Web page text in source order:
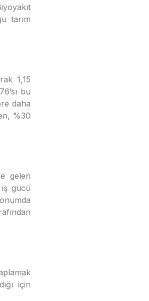
tarım
1,15
bu
daha
%30
gelen
iş gücü
için